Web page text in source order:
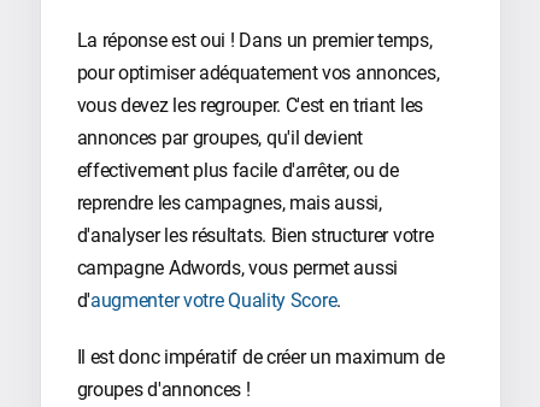
La réponse est oui ! Dans un premier temps,
pour optimiser adéquatement vos annonces,
vous devez les regrouper. C'est en triant les
annonces par groupes, qu'il devient
effectivement plus facile d'arrêter, ou de
reprendre les campagnes, mais aussi,
d'analyser les résultats. Bien structurer votre
campagne Adwords, vous permet aussi
d'augmenter votre Quality Score.
Il est donc impératif de créer un maximum de
groupes d'annonces !